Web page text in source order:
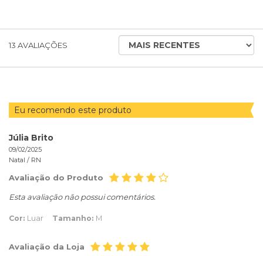
13 AVALIAÇÕES
ORDENAR
AVALIAÇÕES
Eu recomendo este produto
Júlia Brito
09/02/2025
Natal / RN
Avaliação do Produto
Esta avaliação não possui comentários.
Cor: Luar Tamanho: M
Avaliação da Loja